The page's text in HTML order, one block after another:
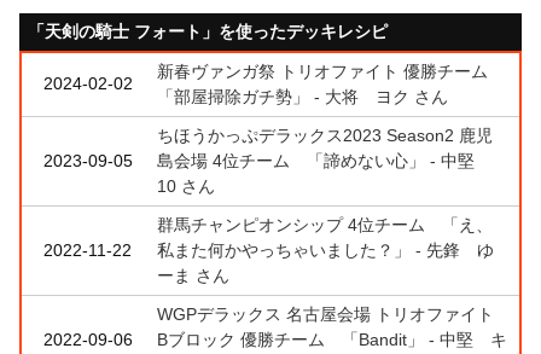
「天剣の騎士 フォート」を使ったデッキレシピ
2024-02-02
新春ヴァンガ祭 トリオファイト 優勝チーム
「部屋掃除ガチ勢」 - 大将 ヨク さん
2023-09-05
ちほうかっぷデラックス2023 Season2 鹿児
島会場 4位チーム 「諦めない心」 - 中堅
10 さん
2022-11-22
群馬チャンピオンシップ 4位チーム 「え、
私また何かやっちゃいました？」 - 先鋒 ゆ
ーま さん
2022-09-06
WGPデラックス 名古屋会場 トリオファイト
Bブロック 優勝チーム 「Bandit」 - 中堅 キ